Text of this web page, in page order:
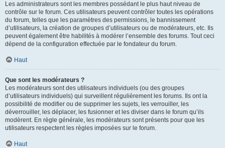
Les administrateurs sont les membres possédant le plus haut niveau de
contrôle sur le forum. Ces utilisateurs peuvent contrôler toutes les opérations
du forum, telles que les paramètres des permissions, le bannissement
d’utilisateurs, la création de groupes d’utilisateurs ou de modérateurs, etc. Ils
peuvent également être habilités à modérer l’ensemble des forums. Tout ceci
dépend de la configuration effectuée par le fondateur du forum.
Haut
Que sont les modérateurs ?
Les modérateurs sont des utilisateurs individuels (ou des groupes
d’utilisateurs individuels) qui surveillent régulièrement les forums. Ils ont la
possibilité de modifier ou de supprimer les sujets, les verrouiller, les
déverrouiller, les déplacer, les fusionner et les diviser dans le forum qu’ils
modèrent. En règle générale, les modérateurs sont présents pour que les
utilisateurs respectent les règles imposées sur le forum.
Haut